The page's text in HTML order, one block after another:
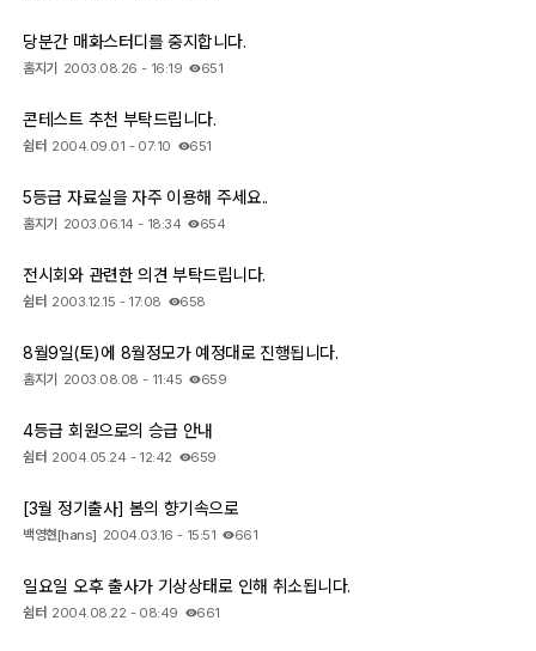
운영 참여/제안
당분간 매화스터디를 중지합니다.
홈지기 2003.08.26 - 16:19 651
콘테스트 추천 부탁드립니다.
쉼터 2004.09.01 - 07:10 651
5등급 자료실을 자주 이용해 주세요..
홈지기 2003.06.14 - 18:34 654
전시회와 관련한 의견 부탁드립니다.
쉼터 2003.12.15 - 17:08 658
8월9일(토)에 8월정모가 예정대로 진행됩니다.
홈지기 2003.08.08 - 11:45 659
4등급 회원으로의 승급 안내
쉼터 2004.05.24 - 12:42 659
[3월 정기출사] 봄의 향기속으로
백영현[hans] 2004.03.16 - 15:51 661
일요일 오후 출사가 기상상태로 인해 취소됩니다.
쉼터 2004.08.22 - 08:49 661